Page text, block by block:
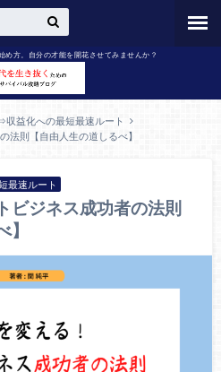
め方。自分の才能を開花させてみませんか？
収益化への最短最速ルート
法則【自由人生の道しるべ】
最速ルート
ビジネス成功者の法則